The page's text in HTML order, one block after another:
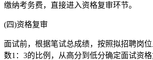
缴纳考务费，直接进入资格复审环节。
(四)资格复审
面试前，根据笔试总成绩，按照拟招聘岗
数1：3的比例，从高分到低分确定面试资